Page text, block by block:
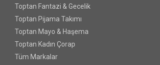
Toptan Fantazi & Gecelik
Toptan Pijama Takımı
Toptan Mayo & Haşema
Toptan Kadın Çorap
Tüm Markalar